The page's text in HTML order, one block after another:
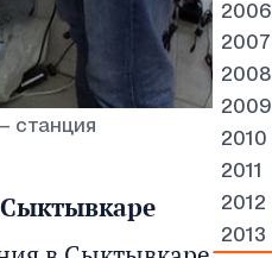
2006
2007
2008
2009
2010
2011
2012
2013
станция